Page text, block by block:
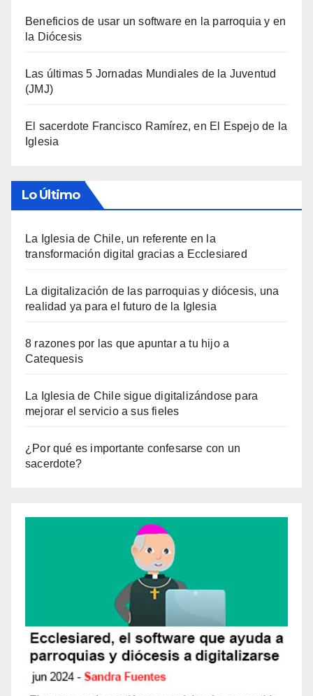
Beneficios de usar un software en la parroquia y en
la Diócesis
Las últimas 5 Jornadas Mundiales de la Juventud
(JMJ)
El sacerdote Francisco Ramírez, en El Espejo de la
Iglesia
Lo Último
La Iglesia de Chile, un referente en la
transformación digital gracias a Ecclesiared
La digitalización de las parroquias y diócesis, una
realidad ya para el futuro de la Iglesia
8 razones por las que apuntar a tu hijo a
Catequesis
La Iglesia de Chile sigue digitalizándose para
mejorar el servicio a sus fieles
¿Por qué es importante confesarse con un
sacerdote?